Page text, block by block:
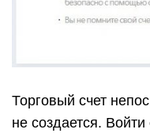
Торговый счет
не создается.